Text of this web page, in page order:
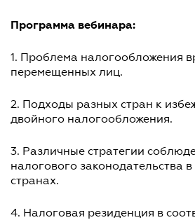
Программа вебинара:
1. Проблема налогообложения
перемещенных лиц.
2. Подходы разных стран к
двойного налогообложения.
3. Различные стратегии
налогового законодательства в
странах.
4. Налоговая резиденция в